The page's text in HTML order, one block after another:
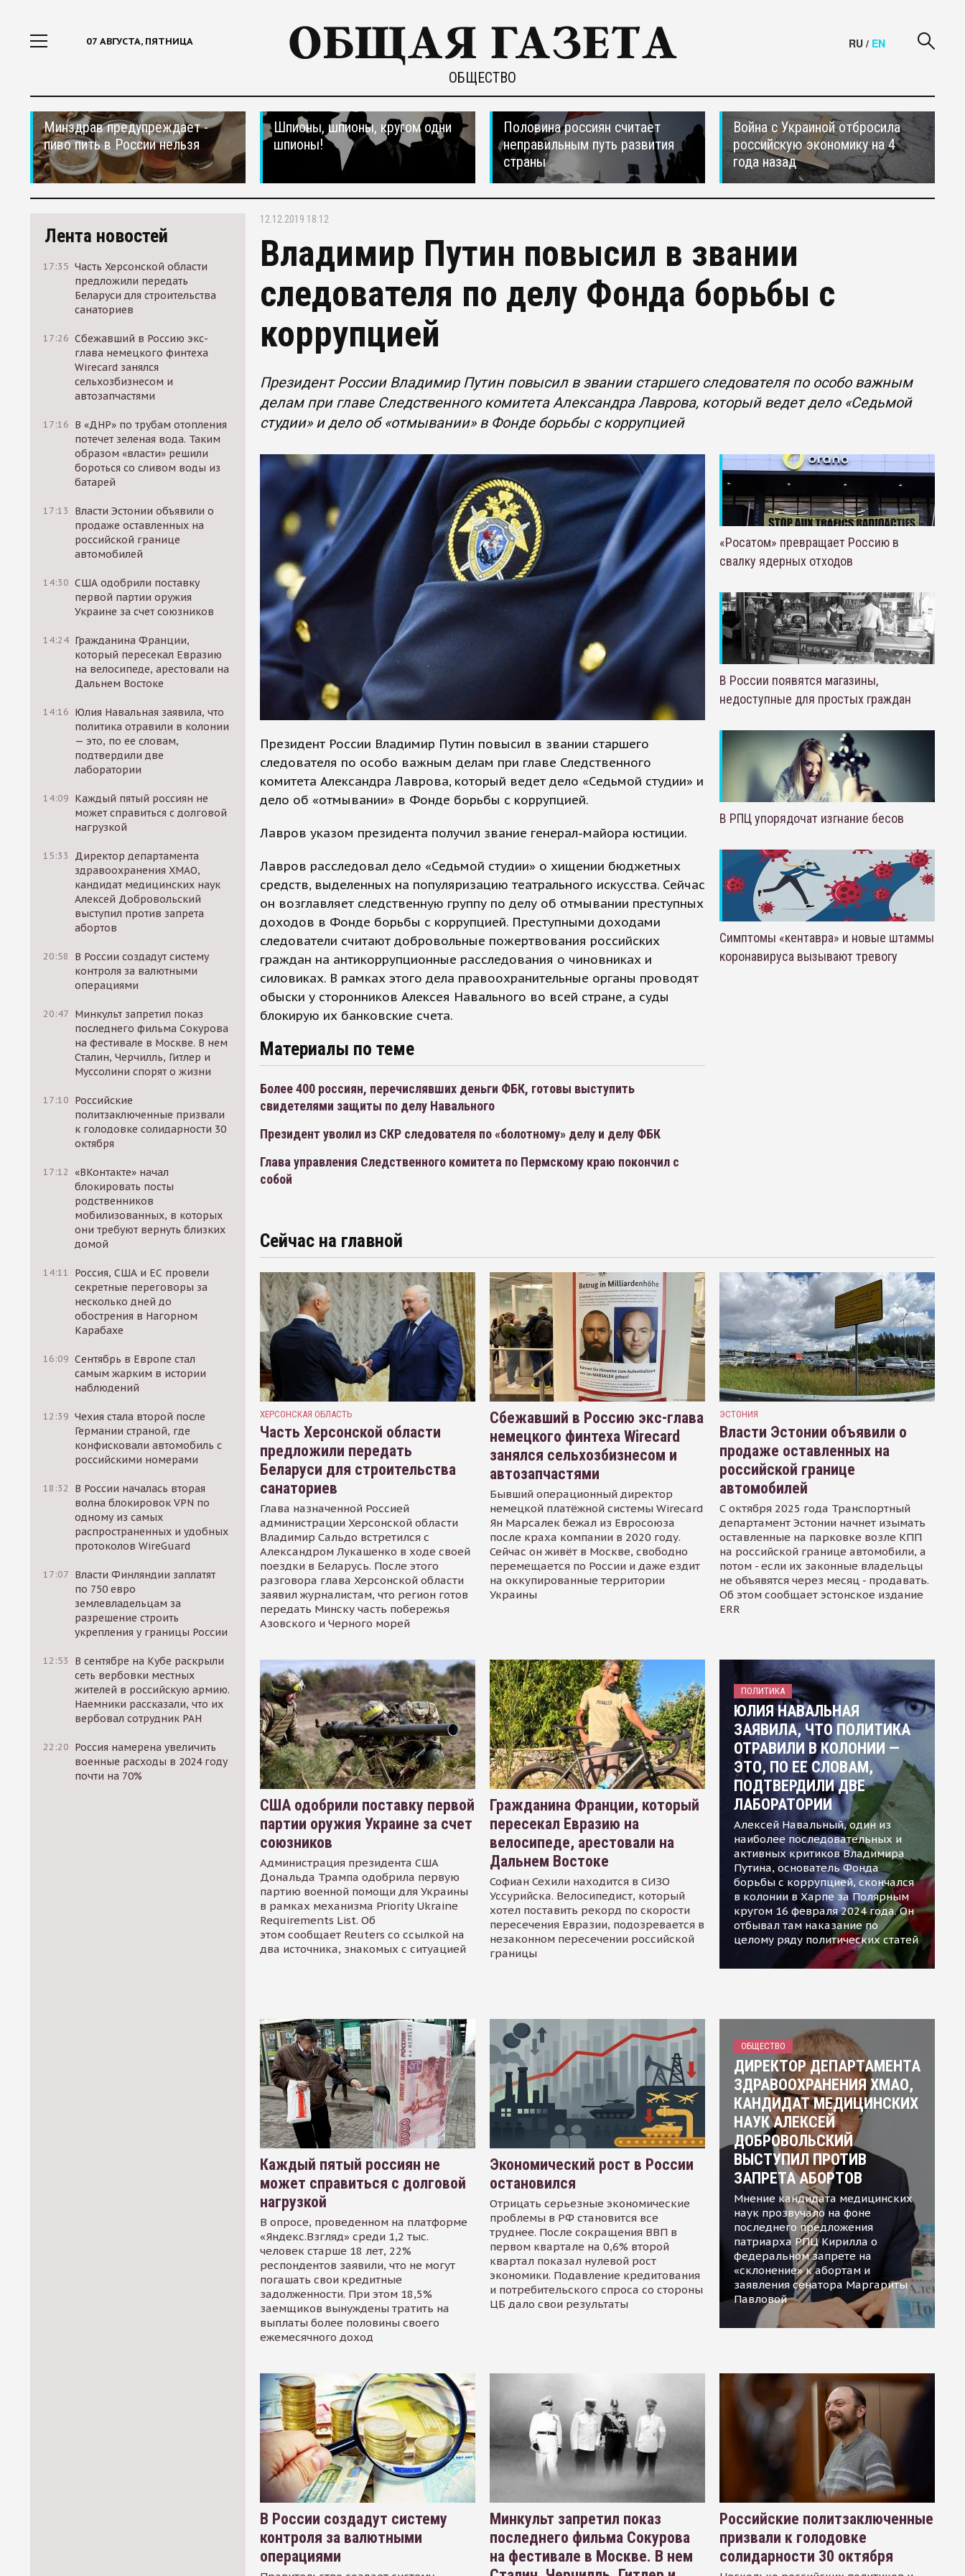
07 АВГУСТА, ПЯТНИЦА
ОБЩЕСТВО
RU / EN
Минздрав предупреждает -
пиво пить в России нельзя
Шпионы, шпионы, кругом одни
шпионы!
Половина россиян считает
неправильным путь развития
страны
Война с Украиной отбросила
российскую экономику на 4
года назад
Лента новостей
17:35 Часть Херсонской области
предложили передать
Беларуси для строительства
санаториев
17:26 Сбежавший в Россию экс-
глава немецкого финтеха
Wirecard занялся
сельхозбизнесом и
автозапчастями
17:16 В «ДНР» по трубам отопления
потечет зеленая вода. Таким
образом «власти» решили
бороться со сливом воды из
батарей
17:13
Власти Эстонии объявили о
продаже оставленных на
российской границе
автомобилей
14:30 США одобрили поставку
первой партии оружия
Украине за счет союзников
14:24 Гражданина Франции,
который пересекал Евразию
на велосипеде, арестовали на
Дальнем Востоке
14:16 Юлия Навальная заявила, что
политика отравили в колонии
— это, по ее словам,
подтвердили две
лаборатории
14:09 Каждый пятый россиян не
может справиться с долговой
нагрузкой
15:33
Директор департамента
здравоохранения ХМАО,
кандидат медицинских наук
Алексей Добровольский
выступил против запрета
абортов
20:58
В России создадут систему
контроля за валютными
операциями
20:47 Минкульт запретил показ
последнего фильма Сокурова
на фестивале в Москве. В нем
Сталин, Черчилль, Гитлер и
Муссолини спорят о жизни
17:10 Российские
политзаключенные призвали
к голодовке солидарности 30
октября
17:12 «ВКонтакте» начал
блокировать посты
родственников
мобилизованных, в которых
они требуют вернуть близких
домой
14:11
Россия, США и ЕС провели
секретные переговоры за
несколько дней до
обострения в Нагорном
Карабахе
16:09 Сентябрь в Европе стал
самым жарким в истории
наблюдений
12:39 Чехия стала второй после
Германии страной, где
конфисковали автомобиль с
российскими номерами
18:32
В России началась вторая
волна блокировок VPN по
одному из самых
распространенных и удобных
протоколов WireGuard
17:07 Власти Финляндии заплатят
по 750 евро
землевладельцам за
разрешение строить
укрепления у границы России
12:53
В сентябре на Кубе раскрыли
сеть вербовки местных
жителей в российскую армию.
Наемники рассказали, что их
вербовал сотрудник РАН
22:20 Россия намерена увеличить
военные расходы в 2024 году
почти на 70%
12.12.2019 18:12
Владимир Путин повысил в звании
следователя по делу Фонда борьбы с
коррупцией
Президент России Владимир Путин повысил в звании старшего следователя по особо важным
делам при главе Следственного комитета Александра Лаврова, который ведет дело «Седьмой
студии» и дело об «отмывании» в Фонде борьбы с коррупцией
Президент России Владимир Путин повысил в звании старшего
следователя по особо важным делам при главе Следственного
комитета Александра Лаврова, который ведет дело «Седьмой студии» и
дело об «отмывании» в Фонде борьбы с коррупцией.
Лавров указом президента получил звание генерал-майора юстиции.
Лавров расследовал дело «Седьмой студии» о хищении бюджетных
средств, выделенных на популяризацию театрального искусства. Сейчас
он возглавляет следственную группу по делу об отмывании преступных
доходов в Фонде борьбы с коррупцией. Преступными доходами
следователи считают добровольные пожертвования российских
граждан на антикоррупционные расследования о чиновниках и
силовиках. В рамках этого дела правоохранительные органы проводят
обыски у сторонников Алексея Навального во всей стране, а суды
блокирую их банковские счета.
Материалы по теме
Более 400 россиян, перечислявших деньги ФБК, готовы выступить
свидетелями защиты по делу Навального
Президент уволил из СКР следователя по «болотному» делу и делу ФБК
Глава управления Следственного комитета по Пермскому краю покончил с
собой
«Росатом» превращает Россию в
свалку ядерных отходов
В России появятся магазины,
недоступные для простых граждан
В РПЦ упорядочат изгнание бесов
Симптомы «кентавра» и новые штаммы
коронавируса вызывают тревогу
Сейчас на главной
ХЕРСОНСКАЯ ОБЛАСТЬ
Часть Херсонской области
предложили передать
Беларуси для строительства
санаториев
Глава назначенной Россией
администрации Херсонской области
Владимир Сальдо встретился с
Александром Лукашенко в ходе своей
поездки в Беларусь. После этого
разговора глава Херсонской области
заявил журналистам, что регион готов
передать Минску часть побережья
Азовского и Черного морей
Сбежавший в Россию экс-глава
немецкого финтеха Wirecard
занялся сельхозбизнесом и
автозапчастями
Бывший операционный директор
немецкой платёжной системы Wirecard
Ян Марсалек бежал из Евросоюза
после краха компании в 2020 году.
Сейчас он живёт в Москве, свободно
перемещается по России и даже ездит
на оккупированные территории
Украины
ЭСТОНИЯ
Власти Эстонии объявили о
продаже оставленных на
российской границе
автомобилей
С октября 2025 года Транспортный
департамент Эстонии начнет изымать
оставленные на парковке возле КПП
на российской границе автомобили, а
потом - если их законные владельцы
не объявятся через месяц - продавать.
Об этом сообщает эстонское издание
ERR
США одобрили поставку первой
партии оружия Украине за счет
союзников
Администрация президента США
Дональда Трампа одобрила первую
партию военной помощи для Украины
в рамках механизма Priority Ukraine
Requirements List. Об
этом сообщает Reuters со ссылкой на
два источника, знакомых с ситуацией
Гражданина Франции, который
пересекал Евразию на
велосипеде, арестовали на
Дальнем Востоке
Софиан Сехили находится в СИЗО
Уссурийска. Велосипедист, который
хотел поставить рекорд по скорости
пересечения Евразии, подозревается в
незаконном пересечении российской
границы
ПОЛИТИКА
ЮЛИЯ НАВАЛЬНАЯ
ЗАЯВИЛА, ЧТО ПОЛИТИКА
ОТРАВИЛИ В КОЛОНИИ —
ЭТО, ПО ЕЕ СЛОВАМ,
ПОДТВЕРДИЛИ ДВЕ
ЛАБОРАТОРИИ
Алексей Навальный, один из
наиболее последовательных и
активных критиков Владимира
Путина, основатель Фонда
борьбы с коррупцией, скончался
в колонии в Харпе за Полярным
кругом 16 февраля 2024 года. Он
отбывал там наказание по
целому ряду политических статей
Каждый пятый россиян не
может справиться с долговой
нагрузкой
В опросе, проведенном на платформе
«Яндекс.Взгляд» среди 1,2 тыс.
человек старше 18 лет, 22%
респондентов заявили, что не могут
погашать свои кредитные
задолженности. При этом 18,5%
заемщиков вынуждены тратить на
выплаты более половины своего
ежемесячного доход
Экономический рост в России
остановился
Отрицать серьезные экономические
проблемы в РФ становится все
труднее. После сокращения ВВП в
первом квартале на 0,6% второй
квартал показал нулевой рост
экономики. Подавление кредитования
и потребительского спроса со стороны
ЦБ дало свои результаты
ОБЩЕСТВО
ДИРЕКТОР ДЕПАРТАМЕНТА
ЗДРАВООХРАНЕНИЯ ХМАО,
КАНДИДАТ МЕДИЦИНСКИХ
НАУК АЛЕКСЕЙ
ДОБРОВОЛЬСКИЙ
ВЫСТУПИЛ ПРОТИВ
ЗАПРЕТА АБОРТОВ
Мнение кандидата медицинских
наук прозвучало на фоне
последнего предложения
патриарха РПЦ Кирилла о
федеральном запрете на
«склонение» к абортам и
заявления сенатора Маргариты
Павловой
В России создадут систему
контроля за валютными
операциями
Минкульт запретил показ
последнего фильма Сокурова
на фестивале в Москве. В нем
Российские политзаключенные
призвали к голодовке
солидарности 30 октября